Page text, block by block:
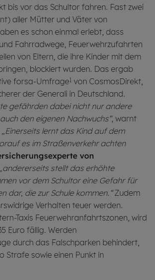
bis vor das Schultor fahren. Fast zwei
aller Mütter und Väter von
es schon einmal erlebt, dass
Fahrradwege, Feuerwehrzufahrten
von Eltern, die ihre Kinder mit dem
blockiert wurden. Das ergab
forsa-Umfrage1 von CosmosDirekt,
der Generali in Deutschland.
gefährden dabei nicht nur andere
den eigenen Nachwuchs“, warnt
„Einerseits lernt das Kind auf dem
es im Straßenverkehr achten
von
„andererseits stellt das erhöhte
vor dem Schultor eine Gefahr für
dar, die zur Schule kommen.“Zudem
Verhalten teuer werden.
Taxis Feuerwehranfahrtszonen, wird
Euro fällig. Werden
durch das Falschparken behindert,
Strafe sowie einen Punkt in